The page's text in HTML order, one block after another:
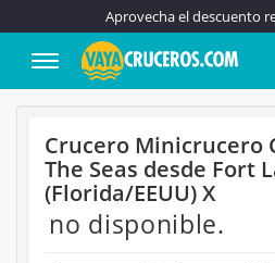
Aprovecha el descuento
Crucero Minicrucero
The Seas desde Fort
(Florida/EEUU) X
no disponible.